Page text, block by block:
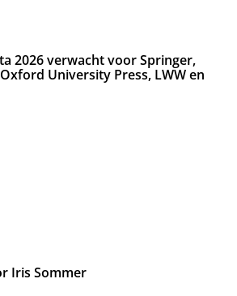
2026 verwacht voor Springer,
University Press, LWW en
Iris Sommer